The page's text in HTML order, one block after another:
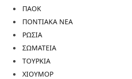
ΠΑΟΚ
ΠΟΝΤΙΑΚΑ ΝΕΑ
ΡΩΣΙΑ
ΣΩΜΑΤΕΙΑ
ΤΟΥΡΚΙΑ
ΧΙΟΥΜΟΡ